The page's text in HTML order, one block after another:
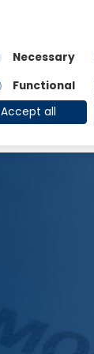
OE Group
Necessary
Functional
Accept all